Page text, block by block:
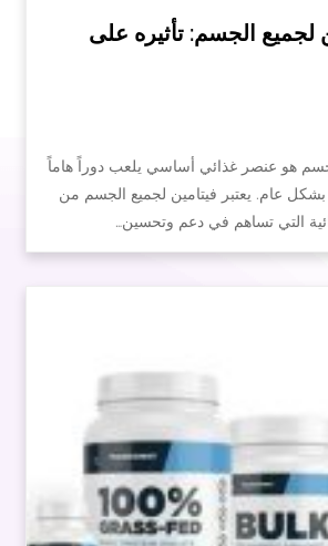
لجميع الجسم: تأثيره على
هو عنصر غذائي أساسي يلعب دوراً هاماً
عام. يعتبر فيتامين لجميع الجسم من
التي تساهم في دعم وتحسين…